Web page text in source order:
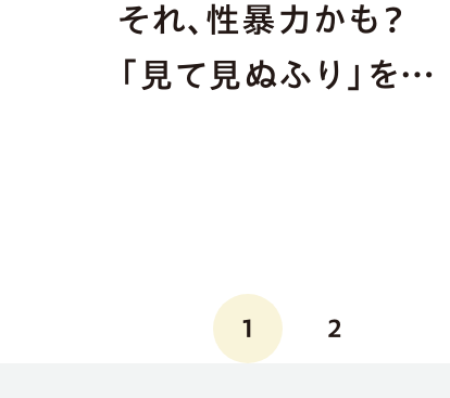
それ、性暴力かも？
「見て見ぬふり」をや
1 2